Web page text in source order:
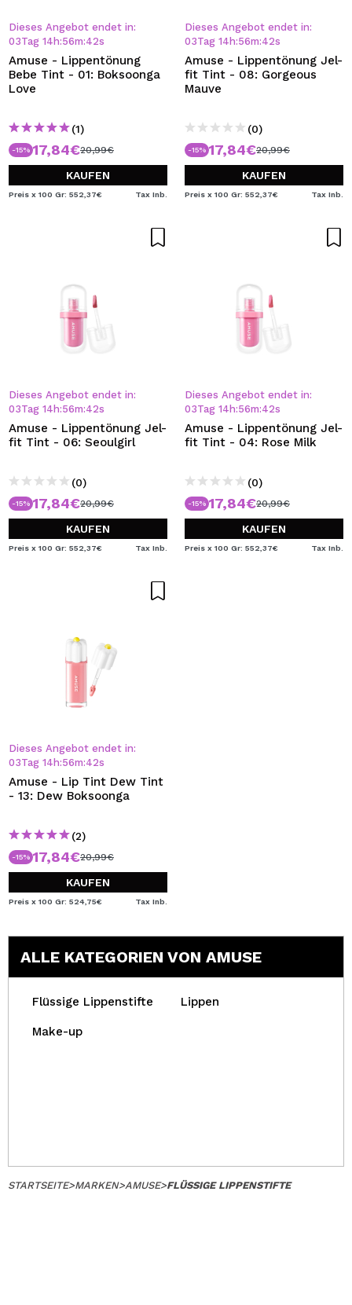
Dieses Angebot endet in:
03Tag 14 h:56m:41s
Amuse - Lippentönung
Bebe Tint - 01: Boksoonga
Love
(1)
-15% 17,84€20,99€
KAUFEN
Preis x 100 Gr: 552,37€ Tax Inb.
Dieses Angebot endet in:
03Tag 14 h:56m:41s
Amuse - Lippentönung Jel-
fit Tint - 08: Gorgeous
Mauve
(0)
-15% 17,84€20,99€
KAUFEN
Preis x 100 Gr: 552,37€ Tax Inb.
Dieses Angebot endet in:
03Tag 14 h:56m:41s
Amuse - Lippentönung Jel-
fit Tint - 06: Seoulgirl
(0)
-15% 17,84€20,99€
KAUFEN
Preis x 100 Gr: 552,37€ Tax Inb.
Dieses Angebot endet in:
03Tag 14 h:56m:41s
Amuse - Lippentönung Jel-
fit Tint - 04: Rose Milk
(0)
-15% 17,84€20,99€
KAUFEN
Preis x 100 Gr: 552,37€ Tax Inb.
Dieses Angebot endet in:
03Tag 14 h:56m:41s
Amuse - Lip Tint Dew Tint
- 13: Dew Boksoonga
(2)
-15% 17,84€20,99€
KAUFEN
Preis x 100 Gr: 524,75€ Tax Inb.
ALLE KATEGORIEN VON AMUSE
Flüssige Lippenstifte Lippen
Make-up
STARTSEITE>MARKEN>AMUSE>FLÜSSIGE LIPPENSTIFTE